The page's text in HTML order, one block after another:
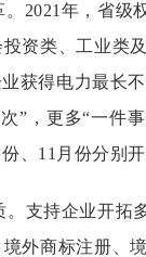
2021年，省级
资类、工业类
获得电力最长
”，更多“一件
、11月份分别
支持企业开拓
外商标注册、